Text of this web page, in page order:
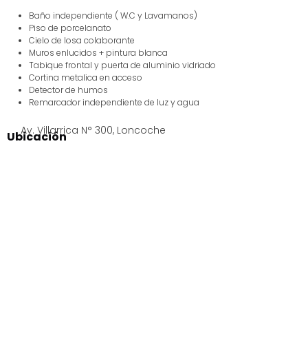
Baño independiente ( W.C y Lavamanos)
Piso de porcelanato
Cielo de losa colaborante
Muros enlucidos + pintura blanca
Tabique frontal y puerta de aluminio vidriado
Cortina metalica en acceso
Detector de humos
Remarcador independiente de luz y agua
Ubicación
Av. Villarrica N° 300, Loncoche